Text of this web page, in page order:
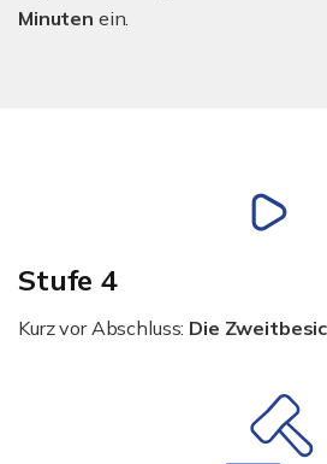
Minuten ein.
Stufe 4
Kurz vor Abschluss: Die